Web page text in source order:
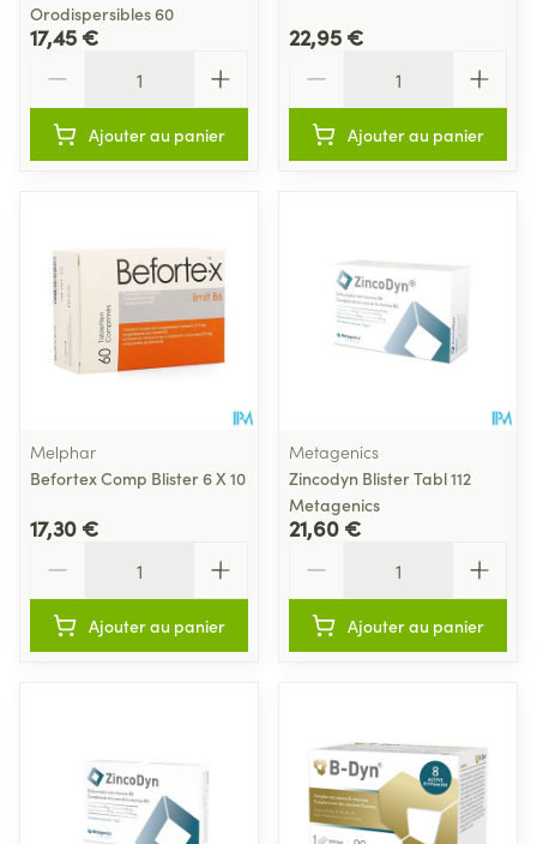
Orodispersibles 60
17,45 €
Ajouter au panier
22,95 €
Ajouter au panier
Melphar
Befortex Comp Blister 6 X 10
17,30 €
Ajouter au panier
Metagenics
Zincodyn Blister Tabl 112
Metagenics
21,60 €
Ajouter au panier